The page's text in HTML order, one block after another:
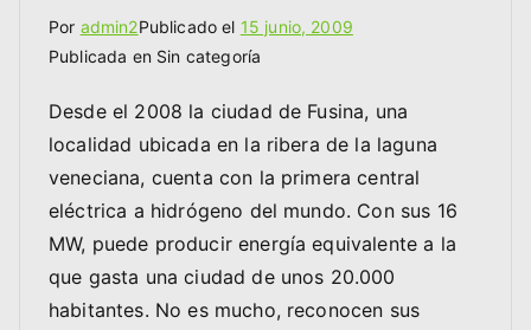
Por admin2Publicado el 15 junio, 2009
Publicada en Sin categoría
Desde el 2008 la ciudad de Fusina, una
localidad ubicada en la ribera de la laguna
veneciana, cuenta con la primera central
eléctrica a hidrógeno del mundo. Con sus 16
MW, puede producir energía equivalente a la
que gasta una ciudad de unos 20.000
habitantes. No es mucho, reconocen sus